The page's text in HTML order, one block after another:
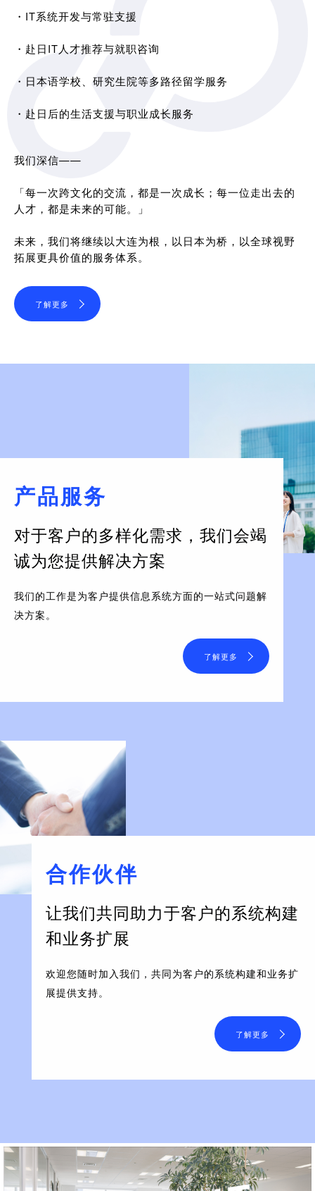
・IT系统开发与常驻支援
・赴日IT人才推荐与就职咨询
・日本语学校、研究生院等多路径留学服务
・赴日后的生活支援与职业成长服务
我们深信——
「每一次跨文化的交流，都是一次成长；每一位走出去的
人才，都是未来的可能。」
未来，我们将继续以大连为根，以日本为桥，以全球视野
拓展更具价值的服务体系。
了解更多
产品服务
对于客户的多样化需求， 我们会竭
诚为您提供解决方案
我们的工作是为客户提供信息系统方面的一站式问题解
决方案。
了解更多
合作伙伴
让我们共同助力于客户的系统构建
和业务扩展
欢迎您随时加入我们，共同为客户的系统构建和业务扩
展提供支持。
了解更多